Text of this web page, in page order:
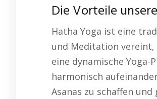
Die Vorteile
Hatha Yoga ist eine
und Meditation vereint,
eine dynamische
harmonisch
Asanas zu schaffen